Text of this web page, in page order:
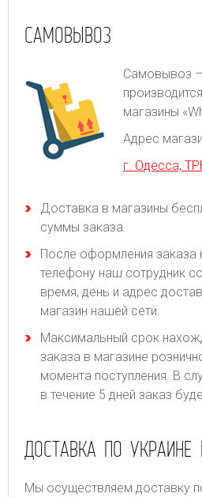
САМОВЫВОЗ
Самовывоз
магазины
Адрес
г. Одесса,
Доставка в магазины
суммы заказа.
После оформления заказа
телефону наш сотрудник
время, день и адрес
магазин нашей сети.
Максимальный срок
заказа в магазине
момента поступления. В
в течение 5 дней заказ
ДОСТАВКА ПО
Мы осуществляем доставку